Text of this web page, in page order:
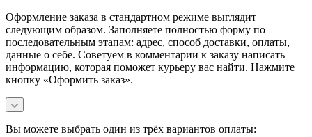
Оформление заказа в стандартном режиме выглядит
следующим образом. Заполняете полностью форму по
последовательным этапам: адрес, способ доставки, оплаты,
данные о себе. Советуем в комментарии к заказу написать
информацию, которая поможет курьеру вас найти. Нажмите
кнопку «Оформить заказ».
Вы можете выбрать один из трёх вариантов оплаты: